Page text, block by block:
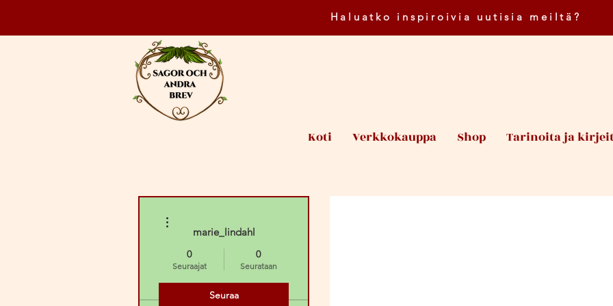
Haluatko inspiroivia uutisia meiltä?
Koti Verkkokauppa Shop Tarinoita ja
marie_lindahl
0
Seuraajat
0
Seurataan
Seuraa